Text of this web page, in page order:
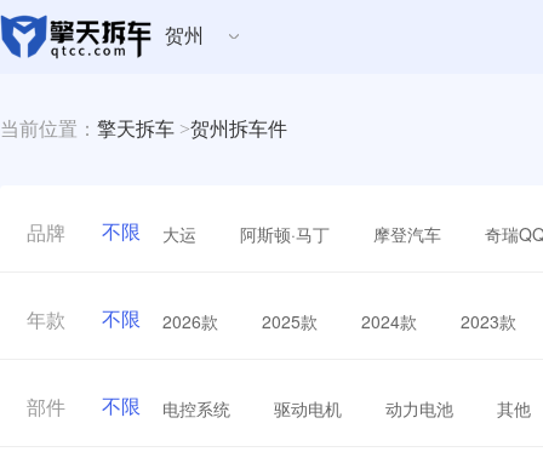
贺州
当前位置： 擎天拆车 >贺州拆车件
品牌 不限 大运 阿斯顿·马丁 摩登汽车 奇瑞
年款 不限 2026款 2025款 2024款 2023款
部件 不限 电控系统 驱动电机 动力电池 其他